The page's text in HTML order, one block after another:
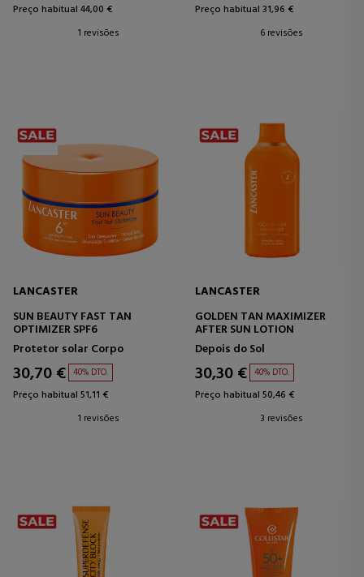
Preço habitual 44,00 €
1 revisões
Preço habitual 31,96 €
6 revisões
LANCASTER
SUN BEAUTY FAST TAN
OPTIMIZER SPF6
Protetor solar Corpo
30,70 € 40% DTO.
Preço habitual 51,11 €
1 revisões
LANCASTER
GOLDEN TAN MAXIMIZER
AFTER SUN LOTION
Depois do Sol
30,30 € 40% DTO.
Preço habitual 50,46 €
3 revisões